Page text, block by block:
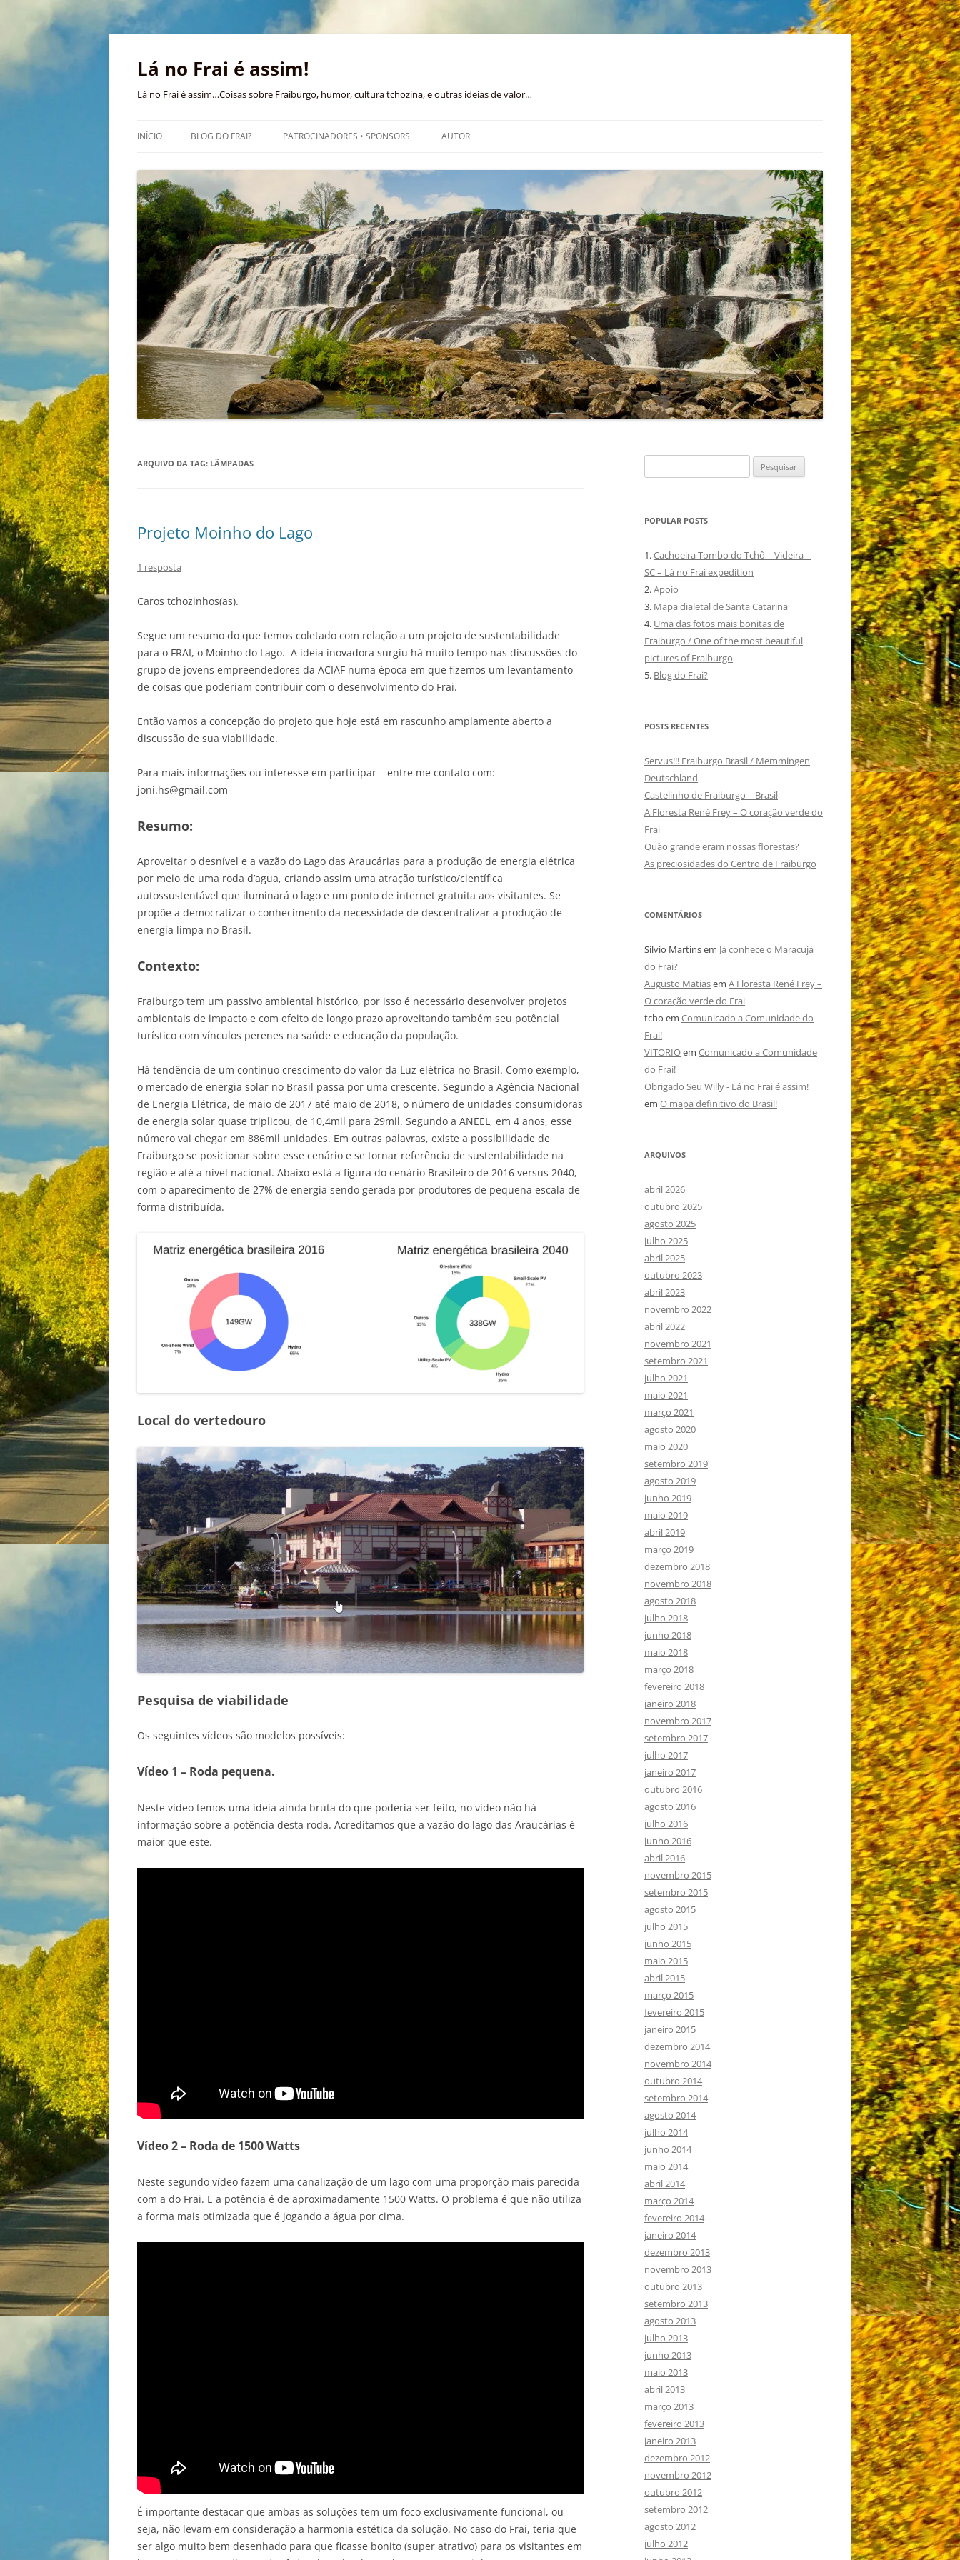
Pular
conteúdo
Lá no Frai é assim!
Lá no Frai é assim…Coisas sobre Fraiburgo, humor, cultura tchozina, e outras ideias de valor…
INÍCIO BLOG DO FRAI? PATROCINADORES • SPONSORS AUTOR
ARQUIVO DA TAG: LÂMPADAS
Projeto Moinho do Lago
1 resposta
Caros tchozinhos(as).
Segue um resumo do que temos coletado com relação a um projeto de sustentabilidade
para o FRAI, o Moinho do Lago. A ideia inovadora surgiu há muito tempo nas discussões do
grupo de jovens empreendedores da ACIAF numa época em que fizemos um levantamento
de coisas que poderiam contribuir com o desenvolvimento do Frai.
Então vamos a concepção do projeto que hoje está em rascunho amplamente aberto a
discussão de sua viabilidade.
Para mais informações ou interesse em participar – entre me contato com:
joni.hs@gmail.com
Resumo:
Aproveitar o desnível e a vazão do Lago das Araucárias para a produção de energia elétrica
por meio de uma roda d’agua, criando assim uma atração turístico/científica
autossustentável que iluminará o lago e um ponto de internet gratuita aos visitantes. Se
propõe a democratizar o conhecimento da necessidade de descentralizar a produção de
energia limpa no Brasil.
Contexto:
Fraiburgo tem um passivo ambiental histórico, por isso é necessário desenvolver projetos
ambientais de impacto e com efeito de longo prazo aproveitando também seu potêncial
turístico com vínculos perenes na saúde e educação da população.
Há tendência de um contínuo crescimento do valor da Luz elétrica no Brasil. Como exemplo,
o mercado de energia solar no Brasil passa por uma crescente. Segundo a Agência Nacional
de Energia Elétrica, de maio de 2017 até maio de 2018, o número de unidades consumidoras
de energia solar quase triplicou, de 10,4mil para 29mil. Segundo a ANEEL, em 4 anos, esse
número vai chegar em 886mil unidades. Em outras palavras, existe a possibilidade de
Fraiburgo se posicionar sobre esse cenário e se tornar referência de sustentabilidade na
região e até a nível nacional. Abaixo está a figura do cenário Brasileiro de 2016 versus 2040,
com o aparecimento de 27% de energia sendo gerada por produtores de pequena escala de
forma distribuída.
Local do vertedouro
Pesquisa de viabilidade
Os seguintes vídeos são modelos possíveis:
Vídeo 1 – Roda pequena.
Neste vídeo temos uma ideia ainda bruta do que poderia ser feito, no vídeo não há
informação sobre a potência desta roda. Acreditamos que a vazão do lago das Araucárias é
maior que este.
Vídeo 2 – Roda de 1500 Watts
Neste segundo vídeo fazem uma canalização de um lago com uma proporção mais parecida
com a do Frai. E a potência é de aproximadamente 1500 Watts. O problema é que não utiliza
a forma mais otimizada que é jogando a água por cima.
É importante destacar que ambas as soluções tem um foco exclusivamente funcional, ou
seja, não levam em consideração a harmonia estética da solução. No caso do Frai, teria que
ser algo muito bem desenhado para que ficasse bonito (super atrativo) para os visitantes em
por:
POPULAR POSTS
1.Cachoeira Tombo do Tchô – Videira –
SC – Lá no Frai expedition
2.Apoio
3. Mapa dialetal de Santa Catarina
4. Uma das fotos mais bonitas de
Fraiburgo / One of the most beautiful
pictures of Fraiburgo
5. Blog do Frai?
POSTS RECENTES
Servus!!! Fraiburgo Brasil / Memmingen
Deutschland
Castelinho de Fraiburgo – Brasil
A Floresta René Frey – O coração verde do
Frai
Quão grande eram nossas florestas?
As preciosidades do Centro de Fraiburgo
COMENTÁRIOS
Silvio Martinsem Já conhece o Maracujá
do Frai?
Augusto Matiasem A Floresta René Frey –
O coração verde do Frai
tcho em Comunicado a Comunidade do
Frai!
VITORIOem Comunicado a Comunidade
do Frai!
Obrigado Seu Willy - Lá no Frai é assim!
em O mapa definitivo do Brasil!
ARQUIVOS
abril 2026
outubro 2025
agosto 2025
julho 2025
abril 2025
outubro 2023
abril 2023
novembro 2022
abril 2022
novembro 2021
setembro 2021
julho 2021
maio 2021
março 2021
agosto 2020
maio 2020
setembro 2019
agosto 2019
junho 2019
maio 2019
abril 2019
março 2019
dezembro 2018
novembro 2018
agosto 2018
julho 2018
junho 2018
maio 2018
março 2018
fevereiro 2018
janeiro 2018
novembro 2017
setembro 2017
julho 2017
janeiro 2017
outubro 2016
agosto 2016
julho 2016
junho 2016
abril 2016
novembro 2015
setembro 2015
agosto 2015
julho 2015
junho 2015
maio 2015
abril 2015
março 2015
fevereiro 2015
janeiro 2015
dezembro 2014
novembro 2014
outubro 2014
setembro 2014
agosto 2014
julho 2014
junho 2014
maio 2014
abril 2014
março 2014
fevereiro 2014
janeiro 2014
dezembro 2013
novembro 2013
outubro 2013
setembro 2013
agosto 2013
julho 2013
junho 2013
maio 2013
abril 2013
março 2013
fevereiro 2013
janeiro 2013
dezembro 2012
novembro 2012
outubro 2012
setembro 2012
agosto 2012
julho 2012